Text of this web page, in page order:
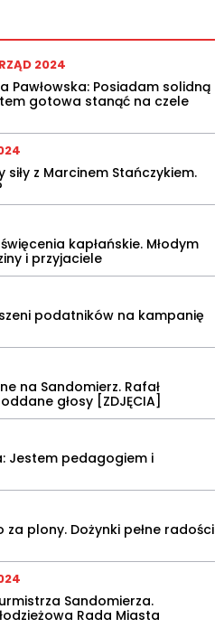
2024
Pawłowska: Posiadam solidną
gotowa stanąć na czele
siły z Marcinem Stańczykiem.
kapłańskie. Młodym
i przyjaciele
podatników na kampanię
na Sandomierz. Rafał
głosy [ZDJĘCIA]
Jestem pedagogiem i
plony. Dożynki pełne radości
Sandomierza.
Rada Miasta